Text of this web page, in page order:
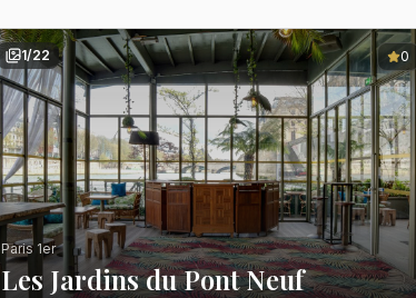
1/22 0
Paris 1er
Les Jardins du Pont Neuf